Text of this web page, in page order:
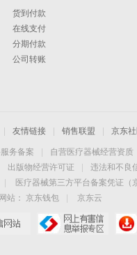
货到付款
在线支付
分期付款
公司转账
友情链接 销售联盟 京东
务备案 自营医疗器械经营资质
出版物经营许可证
违法和不良
医疗器械第三方平台备案凭证
站：
京东钱包
京东云